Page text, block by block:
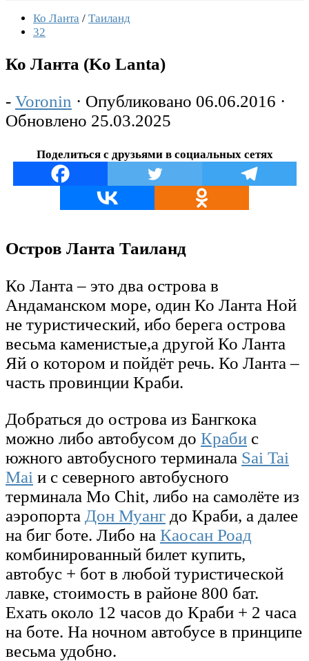
Ко Ланта / Таиланд
32
Ко Ланта (Ko Lanta)
- Voronin · Опубликовано 06.06.2016 ·
Обновлено 25.03.2025
Поделиться с друзьями в социальных сетях
Остров Ланта Таиланд
Ко Ланта – это два острова в
Андаманском море, один Ко Ланта Ной
не туристический, ибо берега острова
весьма каменистые,а другой Ко Ланта
Яй о котором и пойдёт речь. Ко Ланта –
часть провинции Краби.
Добраться до острова из Бангкока
можно либо автобусом до Краби с
южного автобусного терминала Sai Tai
Mai и с северного автобусного
терминала Mo Chit, либо на самолёте из
аэропорта Дон Муанг до Краби, а далее
на биг боте. Либо на Каосан Роад
комбинированный билет купить,
автобус + бот в любой туристической
лавке, стоимость в районе 800 бат.
Ехать около 12 часов до Краби + 2 часа
на боте. На ночном автобусе в принципе
весьма удобно.